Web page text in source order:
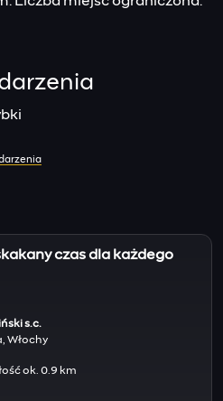
czas dla każdego
s.c.
Włochy
ok. 0.9 km